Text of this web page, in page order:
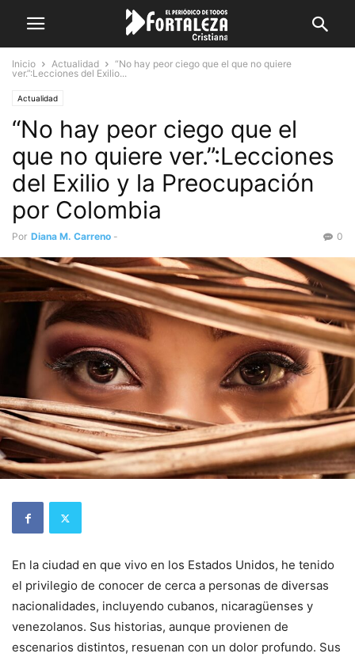
Inicio Actualidad
“No hay peor ciego que el que no quiere
ver.”:Lecciones del Exilio...
Actualidad
“No hay peor ciego que el
que no quiere ver.”:Lecciones
del Exilio y la Preocupación
por Colombia
Por Diana M. Carreno - 0
En la ciudad en que vivo en los Estados Unidos, he tenido
el privilegio de conocer de cerca a personas de diversas
nacionalidades, incluyendo cubanos, nicaragüenses y
venezolanos. Sus historias, aunque provienen de
escenarios distintos, resuenan con un dolor profundo. Sus